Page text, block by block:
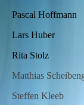
Pascal Hoffmann
Lars Huber
Rita Stolz
Matthias
Steffen Kleeb